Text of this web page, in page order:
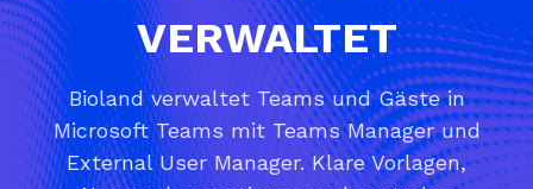
VERWALTET
Bioland verwaltet Teams und Gäste in
Microsoft Teams mit Teams Manager und
External User Manager. Klare Vorlagen,